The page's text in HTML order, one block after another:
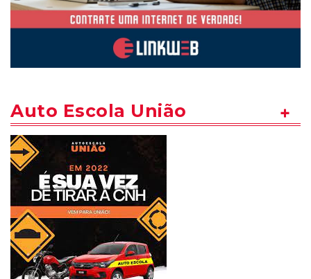
Auto Escola União